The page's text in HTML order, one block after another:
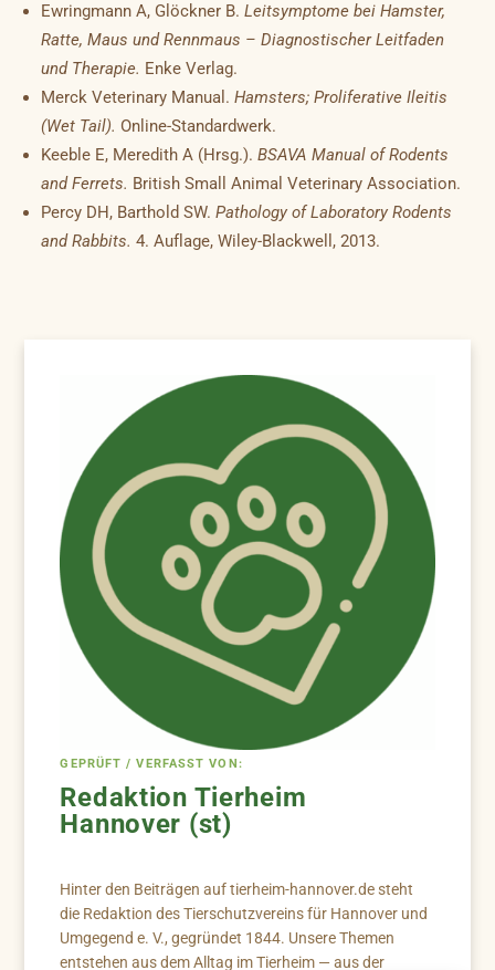
Ewringmann A, Glöckner B.Leitsymptome bei Hamster,
Ratte, Maus und Rennmaus – Diagnostischer Leitfaden
und Therapie. Enke Verlag.
Merck Veterinary Manual.Hamsters; Proliferative Ileitis
(Wet Tail). Online-Standardwerk.
Keeble E, Meredith A (Hrsg.).BSAVA Manual of Rodents
and Ferrets. British Small Animal Veterinary Association.
Percy DH, Barthold SW.Pathology of Laboratory Rodents
and Rabbits. 4. Auflage, Wiley-Blackwell, 2013.
GEPRÜFT / VERFASST VON:
Redaktion Tierheim
Hannover (st)
Hinter den Beiträgen auf tierheim-hannover.de steht
die Redaktion des Tierschutzvereins für Hannover und
Umgegend e. V., gegründet 1844. Unsere Themen
entstehen aus dem Alltag im Tierheim — aus der